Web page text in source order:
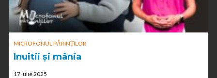
MICROFONUL PĂRINȚILOR
Inuitii și mânia
17 iulie 2025